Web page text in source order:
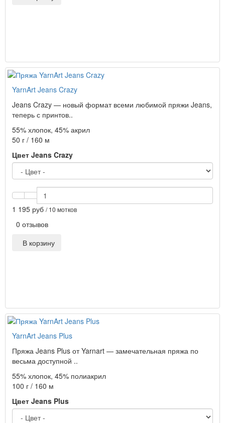
YarnArt Jeans Crazy
Jeans Crazy — новый формат всеми любимой пряжи Jeans,
теперь с принтов..
55% хлопок, 45% акрил
50 г / 160 м
Цвет Jeans Crazy
1 195 руб / 10 мотков
0 отзывов
В корзину
YarnArt Jeans Plus
Пряжа Jeans Plus от Yarnart — замечательная пряжа по
весьма доступной ..
55% хлопок, 45% полиакрил
100 г / 160 м
Цвет Jeans Plus